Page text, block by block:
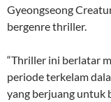
Gyeongseong
bergenre thriller.
“Thriller ini berlatar
periode terkelam
yang berjuang untuk